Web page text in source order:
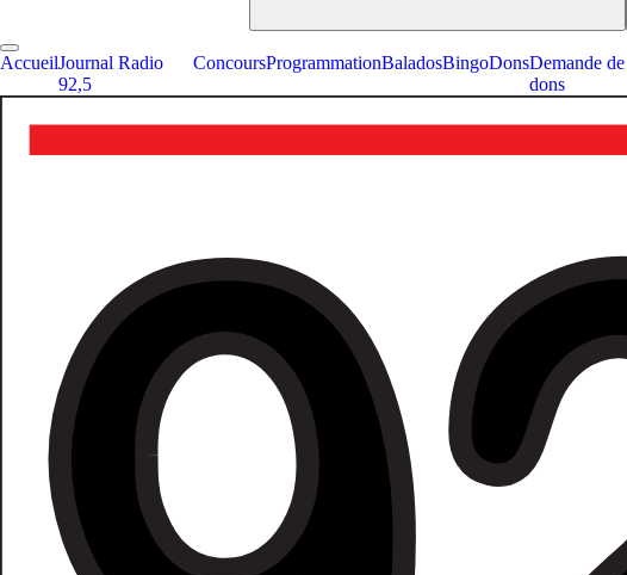
AccueilJournal Radio
92,5
ConcoursProgrammationBaladosBingoDonsDemande de
dons